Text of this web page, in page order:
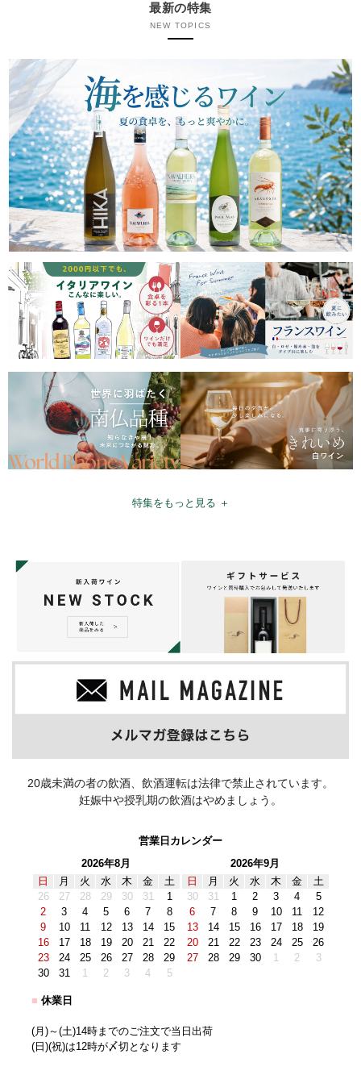
最新の特集
NEW TOPICS
特集をもっと見る ＋
20歳未満の者の飲酒、飲酒運転は法律で禁止されています。
妊娠中や授乳期の飲酒はやめましょう。
営業日カレンダー
2026年8月
日
月 火 水 木 金
土
26
27 28 29 30 31
1
2
3 4 5 6 7
8
9
10 11 12 13 14
15
16
17 18 19 20 21
22
23
24 25 26 27 28
29
30
31 1 2 3 4 5
2026年9月
日
月 火 水 木 金
土
30
31 1 2 3 4
5
6
7 8 9 10 11
12
13
14 15 16 17 18
19
20
21 22 23 24 25
26
27
28 29 30 1 2 3
■ 休業日
(月)～(土)14時までのご注文で当日出荷
(日)(祝)は12時が〆切となります